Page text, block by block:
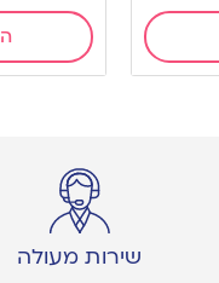
שירות מעולה